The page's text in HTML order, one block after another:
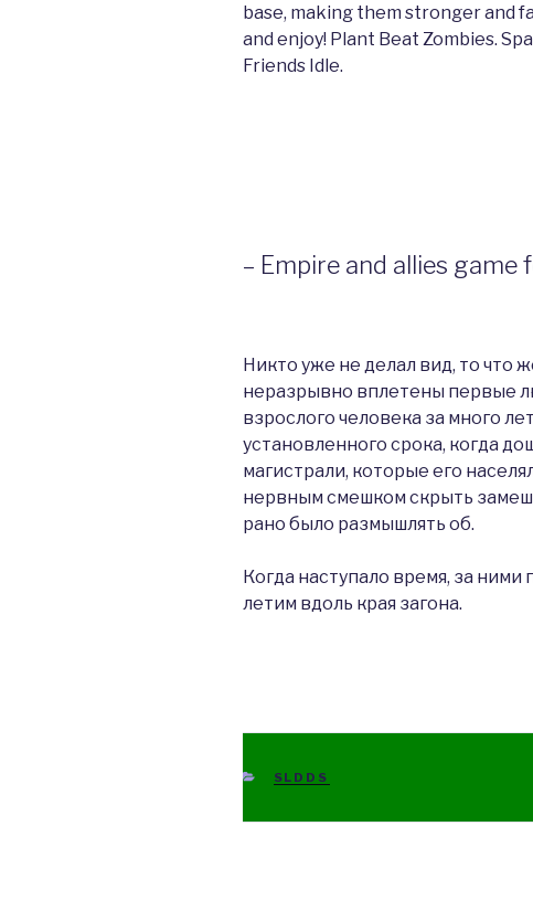
base, making them stronger and
and enjoy! Plant Beat Zombies.
Friends Idle.
– Empire and allies game
Никто уже не делал вид, то что
неразрывно вплетены первые
взрослого человека за много
установленного срока, когда
магистрали, которые его
нервным смешком скрыть
рано было размышлять об.
Когда наступало время, за
летим вдоль края загона.
CATEGORIES
SLDDS